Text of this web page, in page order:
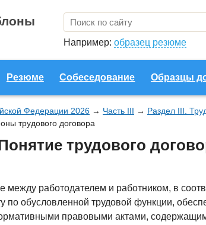
Например: образец резюме
Резюме Собеседование Образцы
Федерации 2026 → Часть III → Раздел III.
трудового договора
трудового
между работодателем и работником, в
по обусловленной трудовой функции,
правовыми актами,